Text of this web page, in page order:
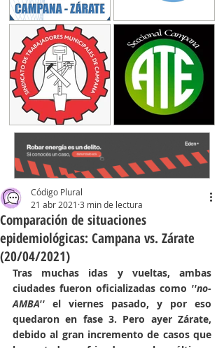
Comparación de situaciones
epidemiológicas: Campana vs. Zárate
(20/04/2021)
Código Plural
21 abr 2021 3 min de lectura
Tras muchas idas y vueltas, ambas
ciudades fueron oficializadas como ''no-
AMBA'' el viernes pasado, y por eso
quedaron en fase 3. Pero ayer Zárate,
debido al gran incremento de casos que